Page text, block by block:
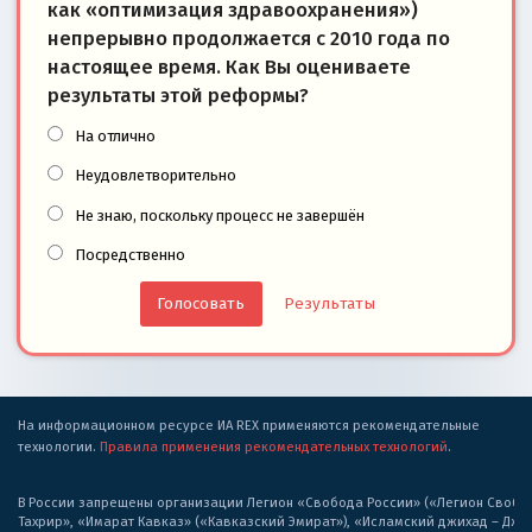
как «оптимизация здравоохранения»)
непрерывно продолжается с 2010 года по
настоящее время. Как Вы оцениваете
результаты этой реформы?
На отлично
Неудовлетворительно
Не знаю, поскольку процесс не завершён
Посредственно
Результаты
На информационном ресурсе ИА REX применяются рекомендательные
технологии. Правила применения рекомендательных технологий.
В России запрещены организации Легион «Свобода России» («Легион
Тахрир», «Имарат Кавказ» («Кавказский Эмират»), «Исламский джихад –